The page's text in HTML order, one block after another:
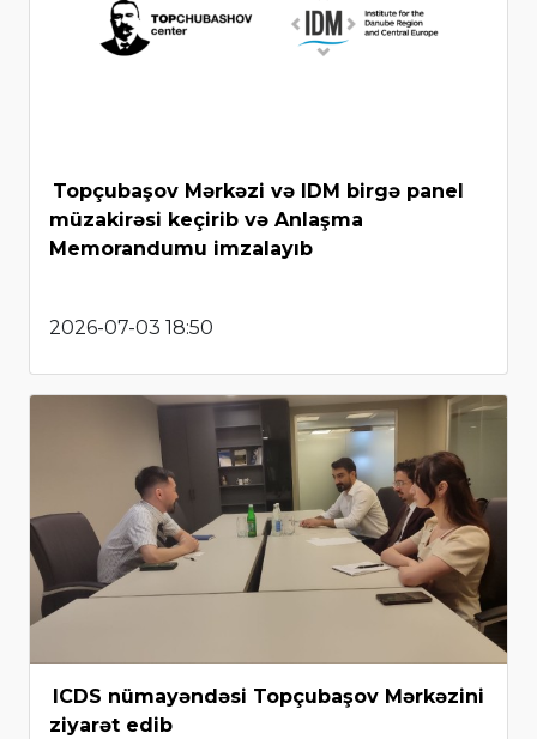
Topçubaşov Mərkəzi və IDM birgə panel
müzakirəsi keçirib və Anlaşma
Memorandumu imzalayıb
2026-07-03 18:50
ICDS nümayəndəsi Topçubaşov Mərkəzini
ziyarət edib